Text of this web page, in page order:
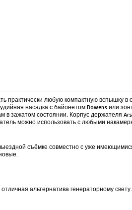
практически любую компактную вспышку
насадка с байонетом Bowens или
зажатом состоянии. Корпус держателя
можно использовать с любыми
съёмке совместно с уже
отличная альтернатива генераторному свету.